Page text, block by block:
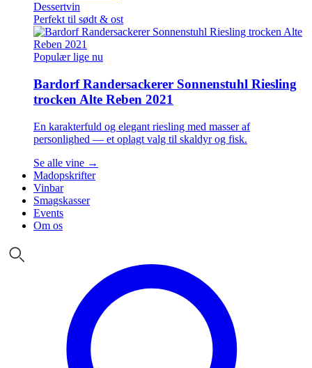
Dessertvin
Perfekt til sødt & ost
Populær lige nu
Bardorf Randersackerer Sonnenstuhl Riesling
trocken Alte Reben 2021
En karakterfuld og elegant riesling med masser af
personlighed — et oplagt valg til skaldyr og fisk.
Se alle vine →
Madopskrifter
Vinbar
Smagskasser
Events
Om os
Søg